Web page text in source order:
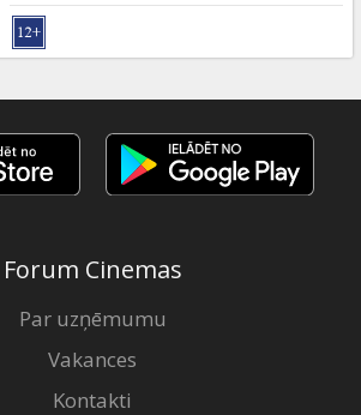
Forum Cinemas
Par uzņēmumu
Vakances
Kontakti